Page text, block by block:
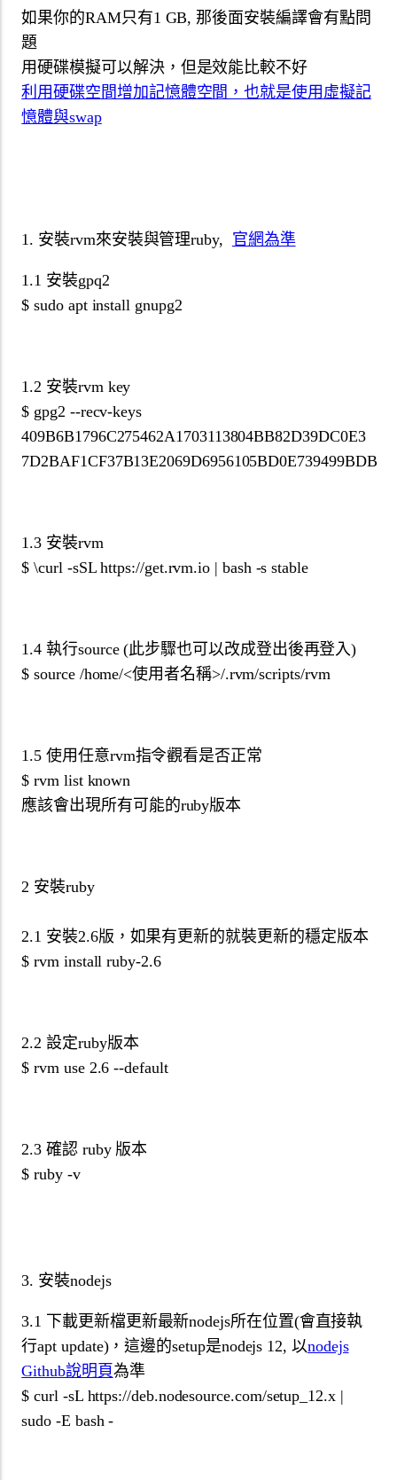
如果你的RAM只有1 GB, 那後面安裝編譯會有點問
題
用硬碟模擬可以解決，但是效能比較不好
利用硬碟空間增加記憶體空間，也就是使用虛擬記
憶體與swap
1. 安裝rvm來安裝與管理ruby, 官網為準
1.1 安裝gpq2
$ sudo apt install gnupg2
1.2 安裝rvm key
$ gpg2 --recv-keys
409B6B1796C275462A1703113804BB82D39DC0E3
7D2BAF1CF37B13E2069D6956105BD0E739499BDB
1.3 安裝rvm
$ \curl -sSL https://get.rvm.io | bash -s stable
1.4 執行source (此步驟也可以改成登出後再登入)
$ source /home/<使用者名稱>/.rvm/scripts/rvm
1.5 使用任意rvm指令觀看是否正常
$ rvm list known
應該會出現所有可能的ruby版本
2 安裝ruby
2.1 安裝2.6版，如果有更新的就裝更新的穩定版本
$ rvm install ruby-2.6
2.2 設定ruby版本
$ rvm use 2.6 --default
2.3 確認 ruby 版本
$ ruby -v
3. 安裝nodejs
3.1 下載更新檔更新最新nodejs所在位置(會直接執
行apt update)，這邊的setup是nodejs 12, 以nodejs
Github說明頁為準
$ curl -sL https://deb.nodesource.com/setup_12.x |
sudo -E bash -